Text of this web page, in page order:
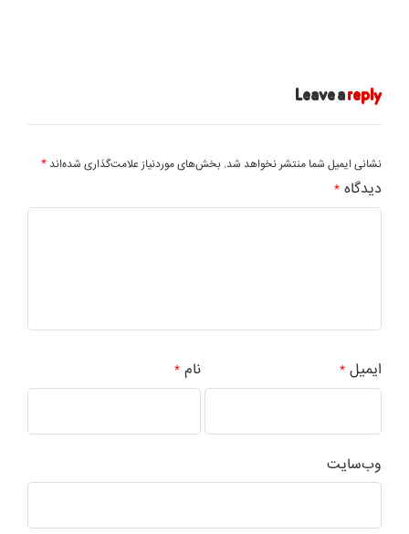
Leave areply
نشانی ایمیل شما منتشر نخواهد شد. بخش‌های موردنیاز علامت‌گذاری شده‌اند *
دیدگاه *
نام * ایمیل*
وب‌سایت